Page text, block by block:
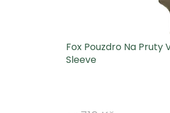
kFox Pouzdro Na Pruty
Sleeve